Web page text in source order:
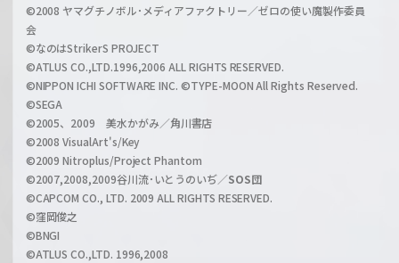
l
h
a
n
l
©2008 ヤマグチノボル･メディアファクトリー／ゼロの使い魔製作委員
会
©なのはStrikerS PROJECT
©ATLUS CO.,LTD.1996,2006 ALL RIGHTS RESERVED.
©NIPPON ICHI SOFTWARE INC. ©TYPE-MOON All Rights Reserved.
©SEGA
©2005、2009 美水かがみ／角川書店
©2008 VisualArt's/Key
©2009 Nitroplus/Project Phantom
©2007,2008,2009谷川流･いとうのいぢ／SOS団
©CAPCOM CO., LTD. 2009 ALL RIGHTS RESERVED.
©窪岡俊之
©BNGI
©ATLUS CO.,LTD. 1996,2008